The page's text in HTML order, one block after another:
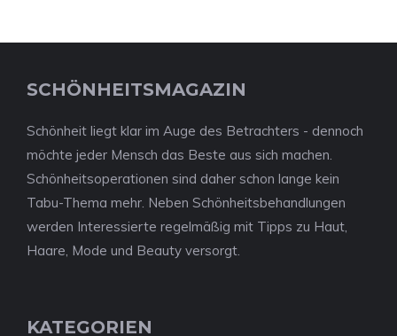
SCHÖNHEITSMAGAZIN
Schönheit liegt klar im Auge des Betrachters - dennoch
möchte jeder Mensch das Beste aus sich machen.
Schönheitsoperationen sind daher schon lange kein
Tabu-Thema mehr. Neben Schönheitsbehandlungen
werden Interessierte regelmäßig mit Tipps zu Haut,
Haare, Mode und Beauty versorgt.
KATEGORIEN